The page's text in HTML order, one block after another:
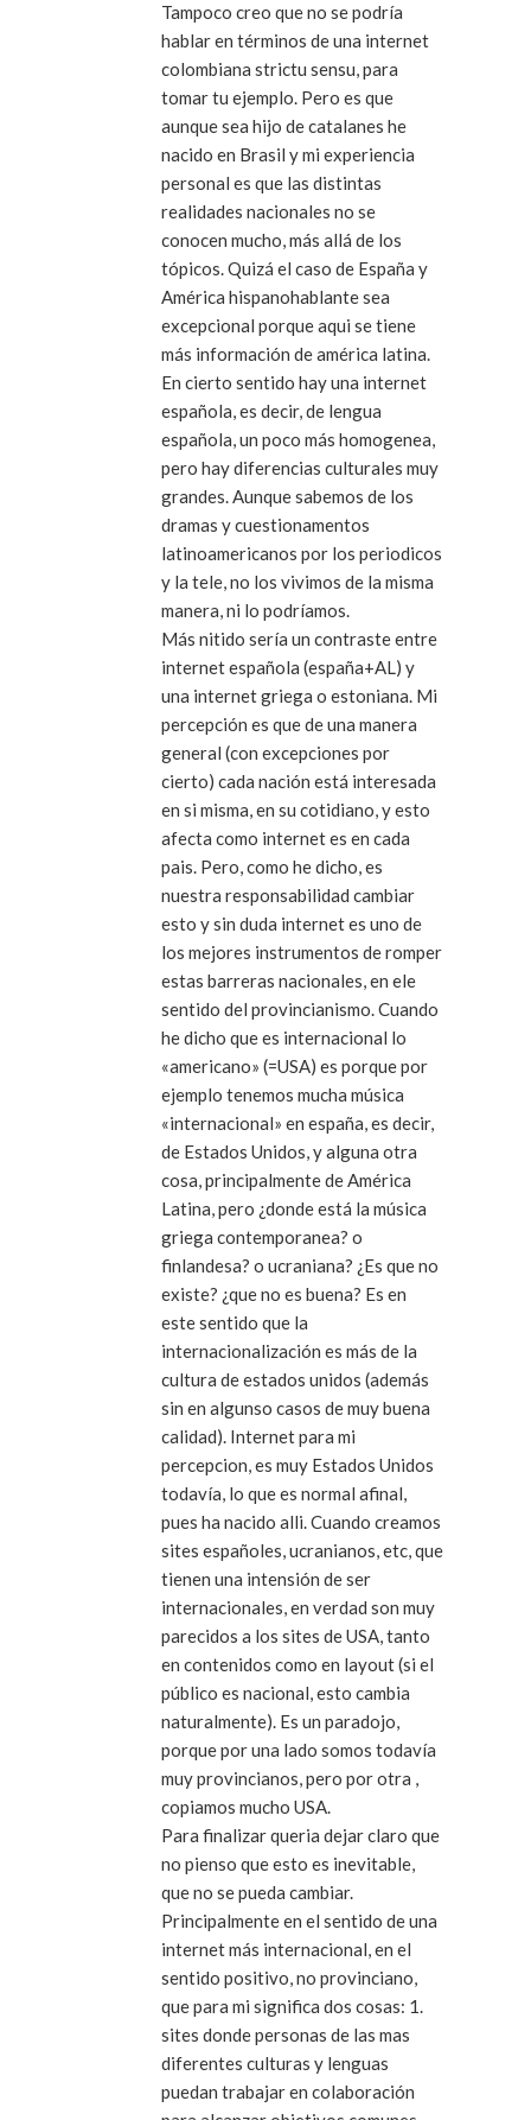
Tampoco creo que no se podría
hablar en términos de una internet
colombiana strictu sensu, para
tomar tu ejemplo. Pero es que
aunque sea hijo de catalanes he
nacido en Brasil y mi experiencia
personal es que las distintas
realidades nacionales no se
conocen mucho, más allá de los
tópicos. Quizá el caso de España y
América hispanohablante sea
excepcional porque aqui se tiene
más información de américa latina.
En cierto sentido hay una internet
española, es decir, de lengua
española, un poco más homogenea,
pero hay diferencias culturales muy
grandes. Aunque sabemos de los
dramas y cuestionamentos
latinoamericanos por los periodicos
y la tele, no los vivimos de la misma
manera, ni lo podríamos.
Más nitido sería un contraste entre
internet española (españa+AL) y
una internet griega o estoniana. Mi
percepción es que de una manera
general (con excepciones por
cierto) cada nación está interesada
en si misma, en su cotidiano, y esto
afecta como internet es en cada
pais. Pero, como he dicho, es
nuestra responsabilidad cambiar
esto y sin duda internet es uno de
los mejores instrumentos de romper
estas barreras nacionales, en ele
sentido del provincianismo. Cuando
he dicho que es internacional lo
«americano» (=USA) es porque por
ejemplo tenemos mucha música
«internacional» en españa, es decir,
de Estados Unidos, y alguna otra
cosa, principalmente de América
Latina, pero ¿donde está la música
griega contemporanea? o
finlandesa? o ucraniana? ¿Es que no
existe? ¿que no es buena? Es en
este sentido que la
internacionalización es más de la
cultura de estados unidos (además
sin en algunso casos de muy buena
calidad). Internet para mi
percepcion, es muy Estados Unidos
todavía, lo que es normal afinal,
pues ha nacido alli. Cuando creamos
sites españoles, ucranianos, etc, que
tienen una intensión de ser
internacionales, en verdad son muy
parecidos a los sites de USA, tanto
en contenidos como en layout (si el
público es nacional, esto cambia
naturalmente). Es un paradojo,
porque por una lado somos todavía
muy provincianos, pero por otra ,
copiamos mucho USA.
Para finalizar queria dejar claro que
no pienso que esto es inevitable,
que no se pueda cambiar.
Principalmente en el sentido de una
internet más internacional, en el
sentido positivo, no provinciano,
que para mi significa dos cosas: 1.
sites donde personas de las mas
diferentes culturas y lenguas
puedan trabajar en colaboración